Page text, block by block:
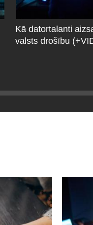
Kā datortalanti
valsts drošību